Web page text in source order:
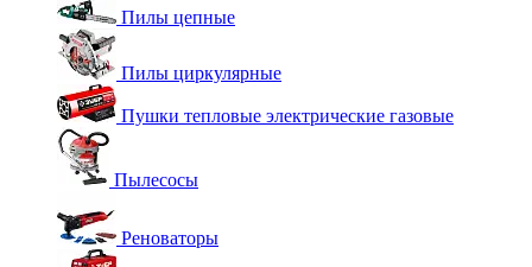
Пилы цепные
Пилы циркулярные
Пушки тепловые электрические газовые
Пылесосы
Реноваторы